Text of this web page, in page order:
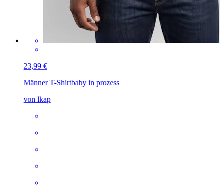
23,99 €
Männer T-Shirtbaby in prozess
von lkap